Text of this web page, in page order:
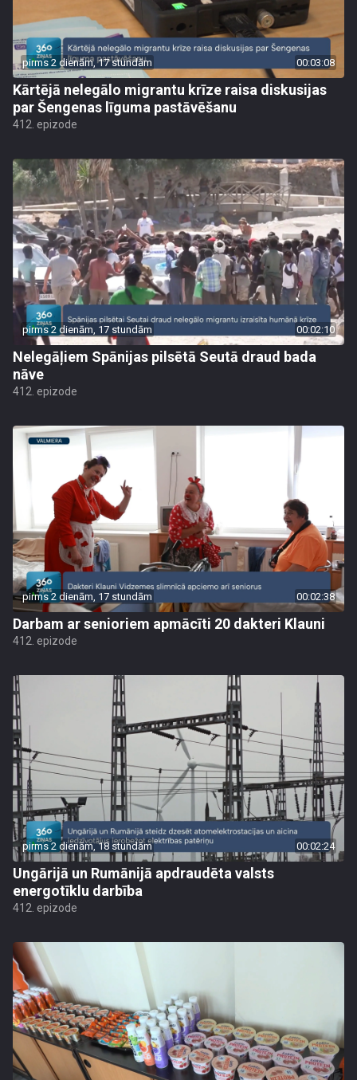
pirms 2 dienām, 17 stundām 00:03:08
Kārtējā nelegālo migrantu krīze raisa diskusijas
par Šengenas līguma pastāvēšanu
412. epizode
pirms 2 dienām, 17 stundām 00:02:10
Nelegāļiem Spānijas pilsētā Seutā draud bada
nāve
412. epizode
pirms 2 dienām, 17 stundām 00:02:38
Darbam ar senioriem apmācīti 20 dakteri Klauni
412. epizode
pirms 2 dienām, 18 stundām 00:02:24
Ungārijā un Rumānijā apdraudēta valsts
energotīklu darbība
412. epizode